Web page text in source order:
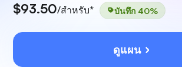
$93.50/สำหรับ* บันทึก 40%
ดูแผน